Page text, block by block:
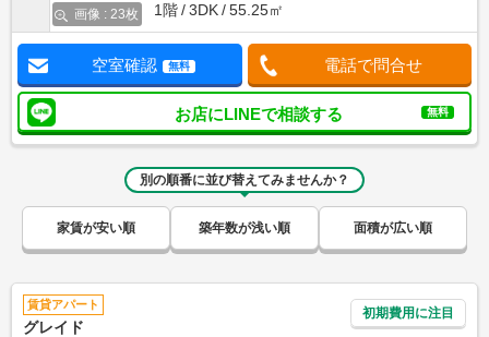
画像 : 23枚
1階
3DK 55.25㎡
空室確認 無料 電話で問合せ
お店にLINEで相談する 無料
別の順番に並び替えてみませんか？
家賃が安い順 築年数が浅い順 面積が広い順
賃貸アパート
グレイド
初期費用に注目